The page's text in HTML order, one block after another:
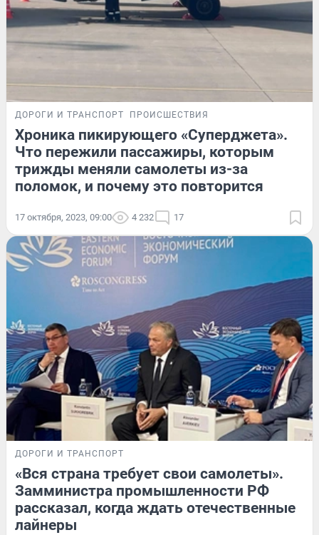
ДОРОГИ И ТРАНСПОРТ ПРОИСШЕСТВИЯ
Хроника пикирующего «Суперджета».
Что пережили пассажиры, которым
трижды меняли самолеты из-за
поломок, и почему это повторится
17 октября, 2023, 09:00 4 232 17
ДОРОГИ И ТРАНСПОРТ
«Вся страна требует свои самолеты».
Замминистра промышленности РФ
рассказал, когда ждать отечественные
лайнеры